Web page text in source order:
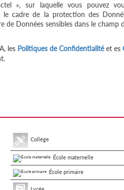
», sur laquelle vous pouvez
le cadre de la protection des
de Données sensibles dans le champ
les Politiques de Confidentialitéet es
Collège
École maternelle
École primaire